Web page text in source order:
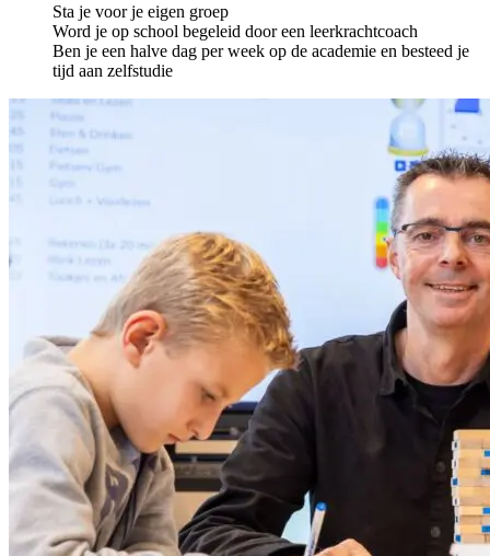
Sta je voor je eigen groep
Word je op school begeleid door een leerkrachtcoach
Ben je een halve dag per week op de academie en besteed je
tijd aan zelfstudie